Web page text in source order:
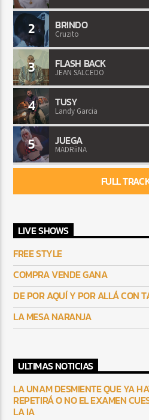
2 BRINDO
Cruzito
3 FLASH BACK
JEAN SALCEDO
4 TUSY
Landy Garcia
5 JUEGA
MADRiiNA
FULL
LIVE SHOWS
FREE STYLE
COMPRA VENDE GANA
DE POR AQUÍ Y POR ALLÁ CON
LA MESA NARANJA
ULTIMAS NOTICIAS
LA UNAM DESMIENTE QUE YA
REPETIRÁ O NO EL EXAMEN
LA IA